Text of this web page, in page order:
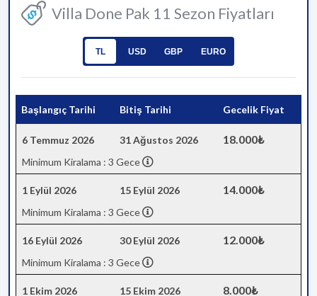
Villa Done Pak 11 Sezon Fiyatları
TL USD GBP EURO
Başlangıç Tarihi Bitiş Tarihi Gecelik Fiyat
6 Temmuz 2026 31 Ağustos 2026 18.000₺
Minimum Kiralama : 3 Gece
1 Eylül 2026 15 Eylül 2026 14.000₺
Minimum Kiralama : 3 Gece
16 Eylül 2026 30 Eylül 2026 12.000₺
Minimum Kiralama : 3 Gece
1 Ekim 2026 15 Ekim 2026 8.000₺